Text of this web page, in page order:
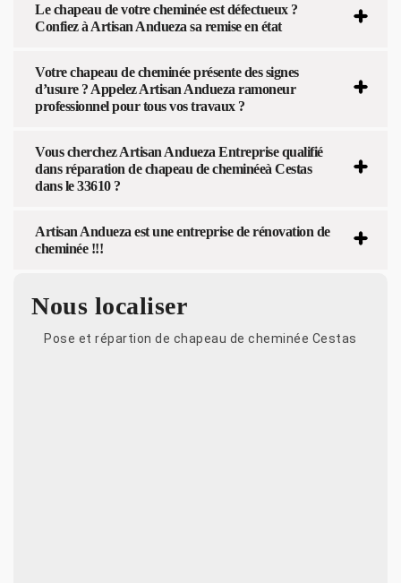
Le chapeau de votre cheminée est défectueux ?
Confiez à Artisan Andueza sa remise en état
Votre chapeau de cheminée présente des signes
d’usure ? Appelez Artisan Andueza ramoneur
professionnel pour tous vos travaux ?
Vous cherchez Artisan Andueza Entreprise qualifié
dans réparation de chapeau de cheminéeà Cestas
dans le 33610 ?
Artisan Andueza est une entreprise de rénovation de
cheminée !!!
Nous localiser
Pose et répartion de chapeau de cheminée Cestas